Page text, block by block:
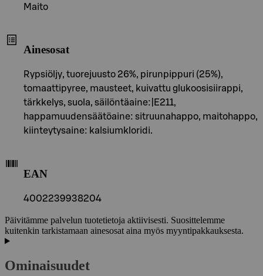
Maito
Ainesosat
Rypsiöljy, tuorejuusto 26%, pirunpippuri (25%),
tomaattipyree, mausteet, kuivattu glukoosisiirappi,
tärkkelys, suola, säilöntäaine:|E211,
happamuudensäätöaine: sitruunahappo, maitohappo,
kiinteytysaine: kalsiumkloridi.
EAN
4002239938204
Päivitämme palvelun tuotetietoja aktiivisesti. Suosittelemme
kuitenkin tarkistamaan ainesosat aina myös myyntipakkauksesta.
Ominaisuudet